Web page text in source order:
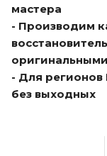
мастера
- Производим
- Для
без выходных